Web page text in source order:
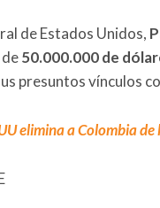
de Estados Unidos,
de50.000.000 de
presuntos vínculos
elimina a Colombia